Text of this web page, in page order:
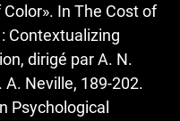
In The Cost of
Contextualizing
dirigé par A. N.
A. Neville, 189-202.
Psychological